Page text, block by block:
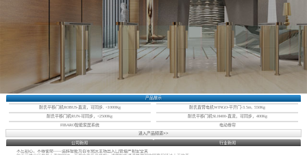
产品展示
耐氏平移门机ROBUS-直流，可同步, <1000Kg 耐氏直臂电机WINGO-平开门-3.5m, 550Kg
耐氏平移门机RUN-可同步，<2500Kg 耐氏平移门机SLH400-直流，可同步，400Kg
FIBARO智能家居系统
电动卷帘
进入产品频道>>
公司新闻
行业新闻
不忘初心，不辱使命——适辉智能为百年党庆主场出入口管理严把安全关